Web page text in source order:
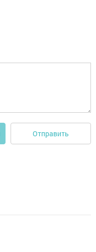
Отправить